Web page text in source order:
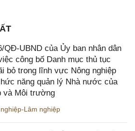
QĐ-UBND của Ủy ban nhân dân
công bố Danh mục thủ tục
bỏ trong lĩnh vực Nông nghiệp
năng quản lý Nhà nước của
và Môi trường
Lâm nghiệp